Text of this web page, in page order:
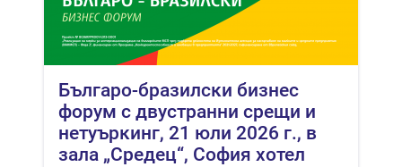
Българо-бразилски бизнес
форум с двустранни срещи и
нетуъркинг, 21 юли 2026 г., в
зала „Средец“, София хотел